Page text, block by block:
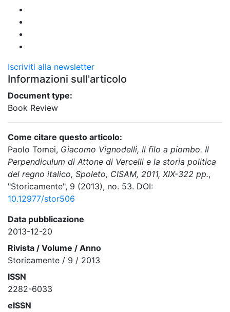
Iscriviti alla newsletter
Informazioni sull'articolo
Document type:
Book Review
Come citare questo articolo:
Paolo Tomei, Giacomo Vignodelli, Il filo a piombo. Il
Perpendiculum di Attone di Vercelli e la storia politica
del regno italico, Spoleto, CISAM, 2011, XIX-322 pp.,
"Storicamente", 9 (2013), no. 53. DOI:
10.12977/stor506
Data pubblicazione
2013-12-20
Rivista / Volume / Anno
Storicamente / 9 / 2013
ISSN
2282-6033
eISSN